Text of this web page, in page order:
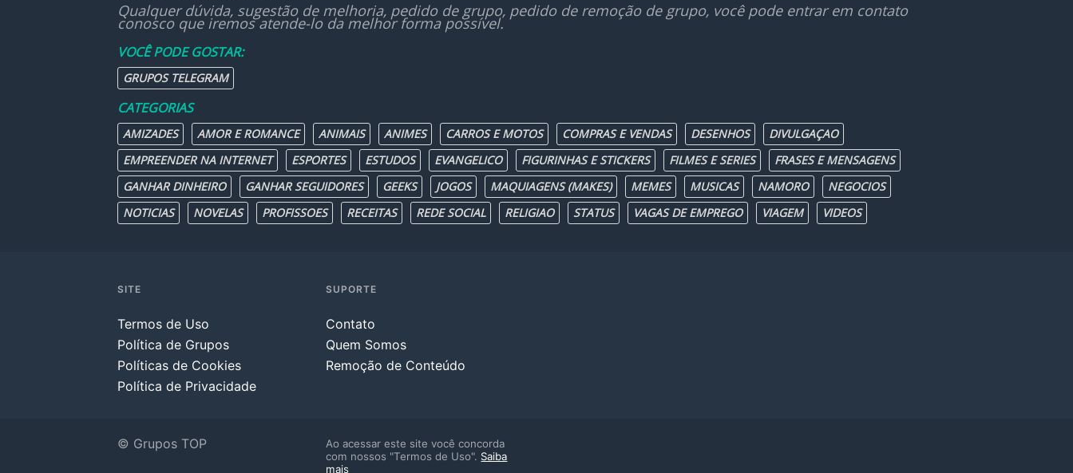
Qualquer dúvida, sugestão de melhoria, pedido de grupo, pedido de remoção de grupo, você pode entrar em contato
conosco que iremos atende-lo da melhor forma possível.
VOCÊ PODE GOSTAR:
GRUPOS TELEGRAM
CATEGORIAS
AMIZADES AMOR E ROMANCE ANIMAIS ANIMES CARROS E MOTOS COMPRAS E VENDAS DESENHOS
DIVULGAÇAO
EMPREENDER NA INTERNET
ESPORTES ESTUDOS EVANGELICO FIGURINHAS E STICKERS FILMES E SERIES
FRASES E MENSAGENS
GANHAR DINHEIRO
GANHAR SEGUIDORES GEEKS JOGOS MAQUIAGENS (MAKES) MEMES MUSICAS NAMORO
NEGOCIOS
NOTICIAS
NOVELAS PROFISSOES RECEITAS REDE SOCIAL RELIGIAO STATUS VAGAS DE EMPREGO VIAGEM VIDEOS
SITE
Termos de Uso
Política de Grupos
Políticas de Cookies
Política de Privacidade
SUPORTE
Contato
Quem Somos
Remoção de Conteúdo
© Grupos TOP
Ao acessar este site você concorda
com nossos "Termos de Uso". Saiba
mais